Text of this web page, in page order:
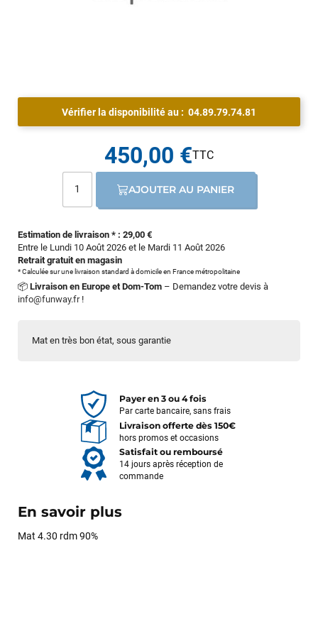
Mat en très bon état, sous garantie
Vérifier la disponibilité au : 04.89.79.74.81
Estimation de livraison * : 29,00 €
Entre le Lundi 10 Août 2026 et le Mardi 11 Août 2026
Retrait gratuit en magasin
* Calculée sur une livraison standard à domicile en France métropolitaine
📦 Livraison en Europe et Dom-Tom – Demandez votre devis à
info@funway.fr!
450,00 €
AJOUTER AU PANIER
Payer en 3 ou 4 fois
Par carte bancaire, sans frais
Livraison offerte dès 150€
hors promos et occasions
Satisfait ou remboursé
14 jours après réception de
commande
En savoir plus
Mat 4.30 rdm 90%